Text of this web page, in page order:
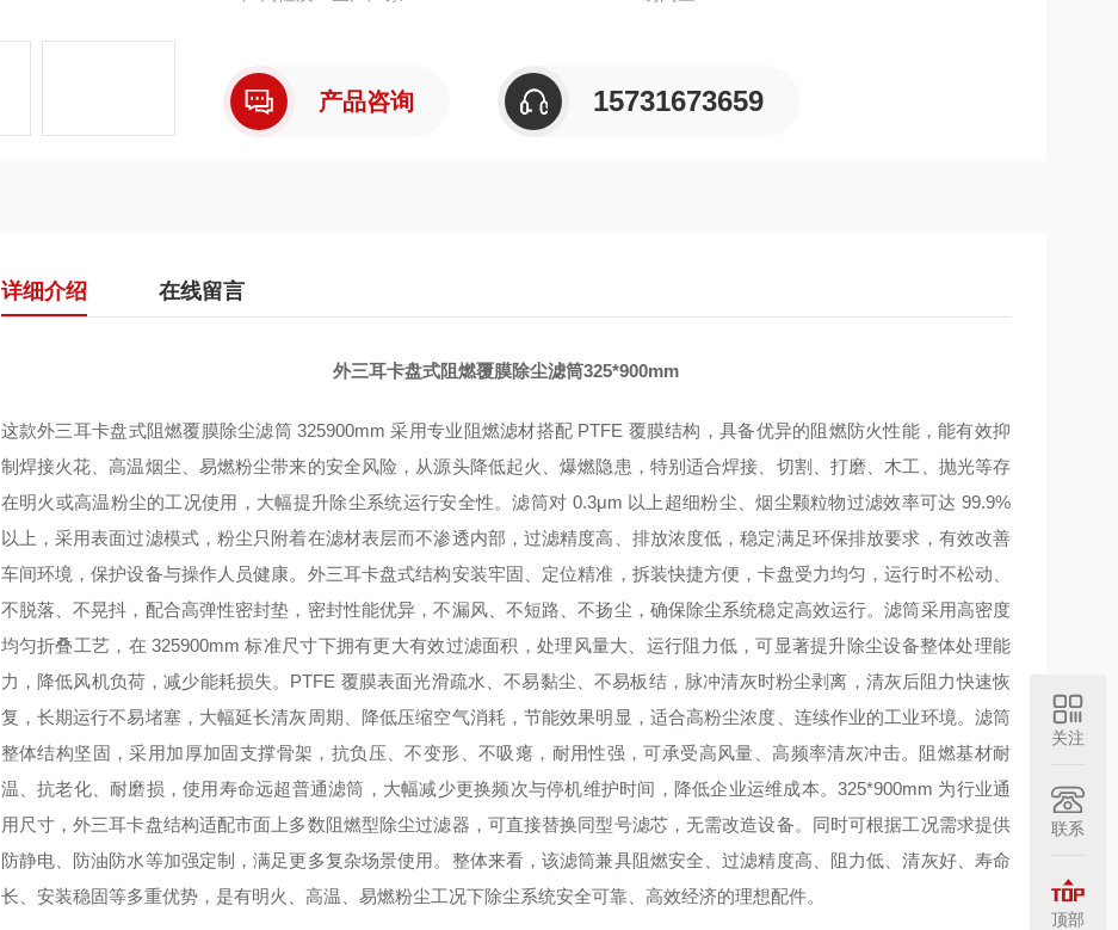
产品咨询 15731673659
详细介绍 在线留言
外三耳卡盘式阻燃覆膜除尘滤筒325*900mm
这款外三耳卡盘式阻燃覆膜除尘滤筒 325900mm 采用专业阻燃滤材搭配 PTFE 覆膜结构，具备优异的阻燃防火性能，能有效抑
制焊接火花、高温烟尘、易燃粉尘带来的安全风险，从源头降低起火、爆燃隐患，特别适合焊接、切割、打磨、木工、抛光等存
在明火或高温粉尘的工况使用，大幅提升除尘系统运行安全性。滤筒对 0.3μm 以上超细粉尘、烟尘颗粒物过滤效率可达 99.9%
以上，采用表面过滤模式，粉尘只附着在滤材表层而不渗透内部，过滤精度高、排放浓度低，稳定满足环保排放要求，有效改善
车间环境，保护设备与操作人员健康。外三耳卡盘式结构安装牢固、定位精准，拆装快捷方便，卡盘受力均匀，运行时不松动、
不脱落、不晃抖，配合高弹性密封垫，密封性能优异，不漏风、不短路、不扬尘，确保除尘系统稳定高效运行。滤筒采用高密度
均匀折叠工艺，在 325900mm 标准尺寸下拥有更大有效过滤面积，处理风量大、运行阻力低，可显著提升除尘设备整体处理能
力，降低风机负荷，减少能耗损失。PTFE 覆膜表面光滑疏水、不易黏尘、不易板结，脉冲清灰时粉尘剥离，清灰后阻力快速恢
复，长期运行不易堵塞，大幅延长清灰周期、降低压缩空气消耗，节能效果明显，适合高粉尘浓度、连续作业的工业环境。滤筒
整体结构坚固，采用加厚加固支撑骨架，抗负压、不变形、不吸瘪，耐用性强，可承受高风量、高频率清灰冲击。阻燃基材耐
温、抗老化、耐磨损，使用寿命远超普通滤筒，大幅减少更换频次与停机维护时间，降低企业运维成本。325*900mm 为行业通
用尺寸，外三耳卡盘结构适配市面上多数阻燃型除尘过滤器，可直接替换同型号滤芯，无需改造设备。同时可根据工况需求提供
防静电、防油防水等加强定制，满足更多复杂场景使用。整体来看，该滤筒兼具阻燃安全、过滤精度高、阻力低、清灰好、寿命
长、安装稳固等多重优势，是有明火、高温、易燃粉尘工况下除尘系统安全可靠、高效经济的理想配件。
关注
联系
顶部